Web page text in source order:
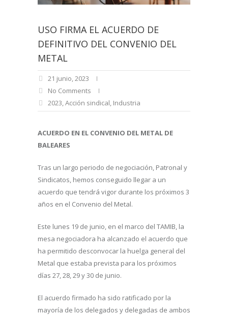
USO FIRMA EL ACUERDO DE
DEFINITIVO DEL CONVENIO DEL
METAL
21 junio, 2023
No Comments
2023 Acción sindical Industria
ACUERDO EN EL CONVENIO DEL METAL DE
BALEARES
Tras un largo periodo de negociación, Patronal y
Sindicatos, hemos conseguido llegar a un
acuerdo que tendrá vigor durante los próximos 3
años en el Convenio del Metal.
Este lunes 19 de junio, en el marco del TAMIB, la
mesa negociadora ha alcanzado el acuerdo que
ha permitido desconvocar la huelga general del
Metal que estaba prevista para los próximos
días 27, 28, 29 y 30 de junio.
El acuerdo firmado ha sido ratificado por la
mayoría de los delegados y delegadas de ambos